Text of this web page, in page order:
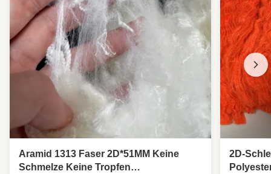
Aramid 1313 Faser 2D*51MM Keine
Schmelze Keine Tropfen
2D-